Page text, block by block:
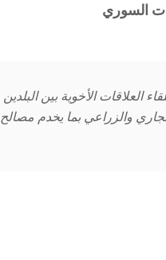
السوري
العلاقات الأخوية بين البلدين
والزراعي بما يخدم مصالح